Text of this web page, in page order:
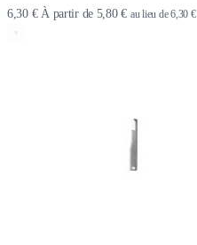
6,30 € À partir de 5,80 € au lieu de6,30 €